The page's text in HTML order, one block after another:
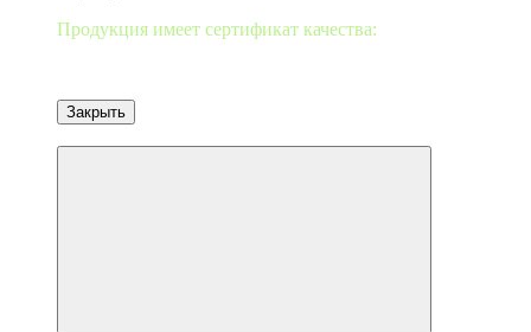
Продукция имеет сертификат качества:
Закрыть